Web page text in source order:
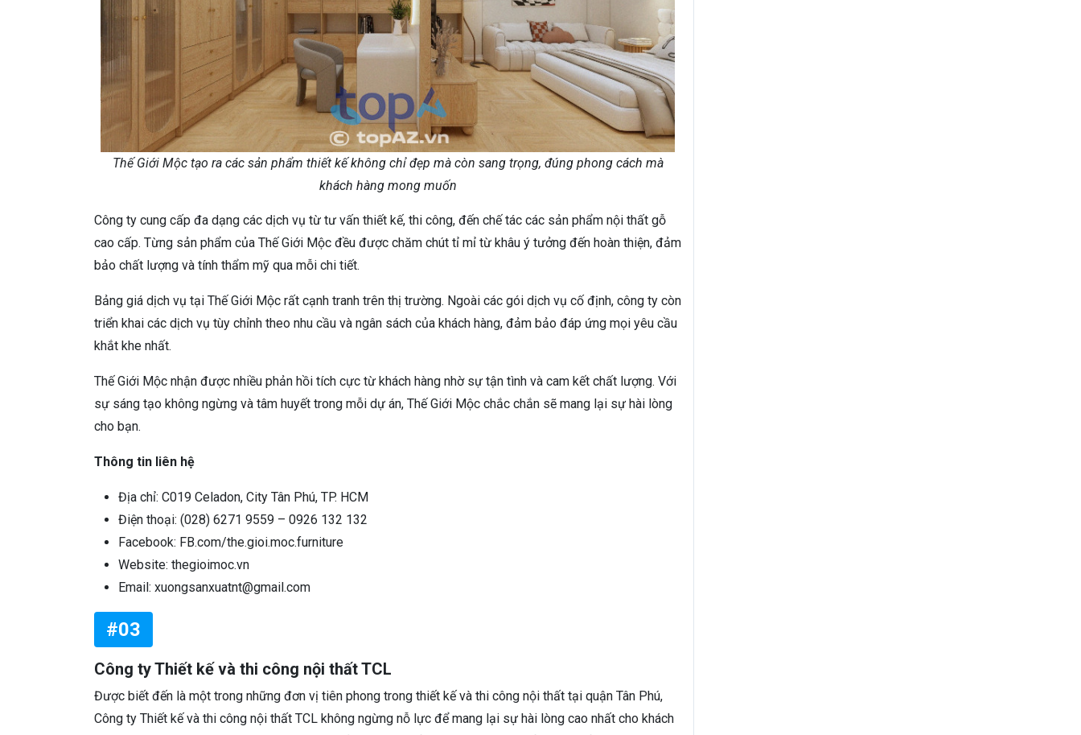
Thế Giới Mộc tạo ra các sản phẩm thiết kế không chỉ đẹp mà còn sang trọng, đúng phong cách mà
khách hàng mong muốn
Công ty cung cấp đa dạng các dịch vụ từ tư vấn thiết kế, thi công, đến chế tác các sản phẩm nội thất gỗ
cao cấp. Từng sản phẩm của Thế Giới Mộc đều được chăm chút tỉ mỉ từ khâu ý tưởng đến hoàn thiện, đảm
bảo chất lượng và tính thẩm mỹ qua mỗi chi tiết.
Bảng giá dịch vụ tại Thế Giới Mộc rất cạnh tranh trên thị trường. Ngoài các gói dịch vụ cố định, công ty còn
triển khai các dịch vụ tùy chỉnh theo nhu cầu và ngân sách của khách hàng, đảm bảo đáp ứng mọi yêu cầu
khắt khe nhất.
Thế Giới Mộc nhận được nhiều phản hồi tích cực từ khách hàng nhờ sự tận tình và cam kết chất lượng. Với
sự sáng tạo không ngừng và tâm huyết trong mỗi dự án, Thế Giới Mộc chắc chắn sẽ mang lại sự hài lòng
cho bạn.
Thông tin liên hệ
Địa chỉ: C019 Celadon, City Tân Phú, TP. HCM
Điện thoại: (028) 6271 9559 – 0926 132 132
Facebook: FB.com/the.gioi.moc.furniture
Website: thegioimoc.vn
Email: xuongsanxuatnt@gmail.com
#03
Công ty Thiết kế và thi công nội thất TCL
Được biết đến là một trong những đơn vị tiên phong trong thiết kế và thi công nội thất tại quận Tân Phú,
Công ty Thiết kế và thi công nội thất TCL không ngừng nỗ lực để mang lại sự hài lòng cao nhất cho khách